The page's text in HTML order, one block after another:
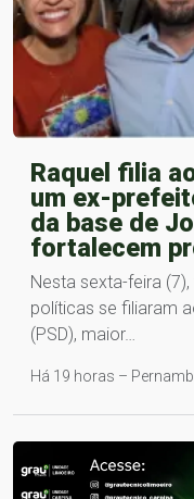
Raquel filia
um ex-
da base de
fortalecem
Nesta sexta-feira
políticas se filiaram
(PSD), maior…
Há 19 horas –